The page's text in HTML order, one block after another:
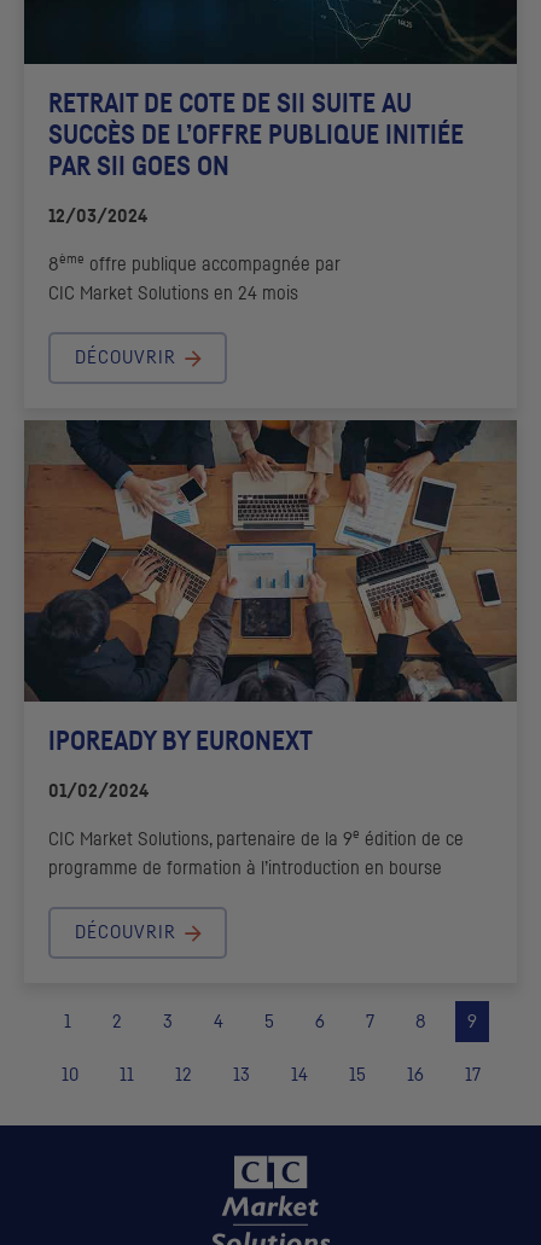
RETRAIT DE COTE DE SII
SUITE AU
SUCCÈS DE L’OFFRE PUBLIQUE INITIÉE
PAR SII GOES ON
12/03/2024
8ème offre publique accompagnée par
CIC Market Solutions en 24 mois
DÉCOUVRIR
IPOREADY BY EURONEXT
01/02/2024
CIC Market Solutions, partenaire de la 9e édition de ce
programme de formation à l’introduction en bourse
DÉCOUVRIR
1 2 3 4 5 6 7 8 9
10 11 12 13 14 15 16 17